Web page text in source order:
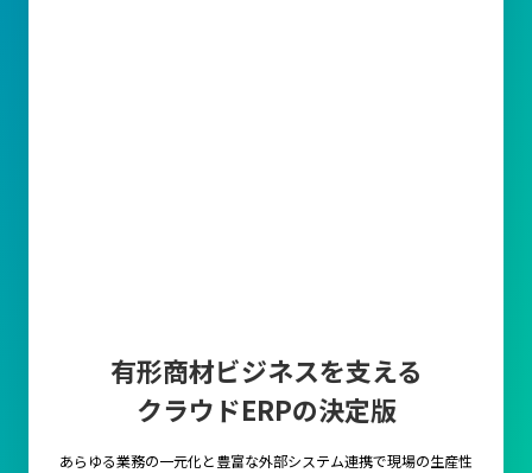
有形商材ビジネスを支える
クラウドERPの決定版
あらゆる業務の一元化と豊富な外部システム連携で現場の生産性